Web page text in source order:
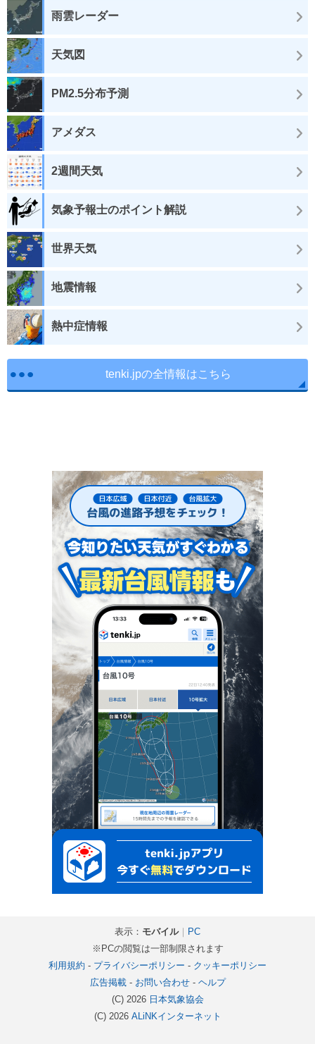
雨雲レーダー
天気図
PM2.5分布予測
アメダス
2週間天気
気象予報士のポイント解説
世界天気
地震情報
熱中症情報
tenki.jpの全情報はこちら
表示： モバイル｜ PC
※PCの閲覧は一部制限されます
利用規約 - プライバシーポリシー - クッキーポリシー
広告掲載- お問い合わせ- ヘルプ
(C) 2026 日本気象協会
(C) 2026 ALiNKインターネット